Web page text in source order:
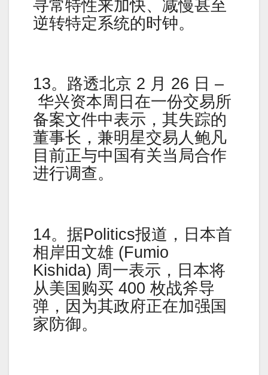
寻常特性来加快、减慢甚至
逆转特定系统的时钟。
13。路透北京 2 月 26 日 –
华兴资本周日在一份交易所
备案文件中表示，其失踪的
董事长，兼明星交易人鲍凡
目前正与中国有关当局合作
进行调查。
14。据Politics报道，日本首
相岸田文雄 (Fumio
Kishida) 周一表示，日本将
从美国购买 400 枚战斧导
弹，因为其政府正在加强国
家防御。